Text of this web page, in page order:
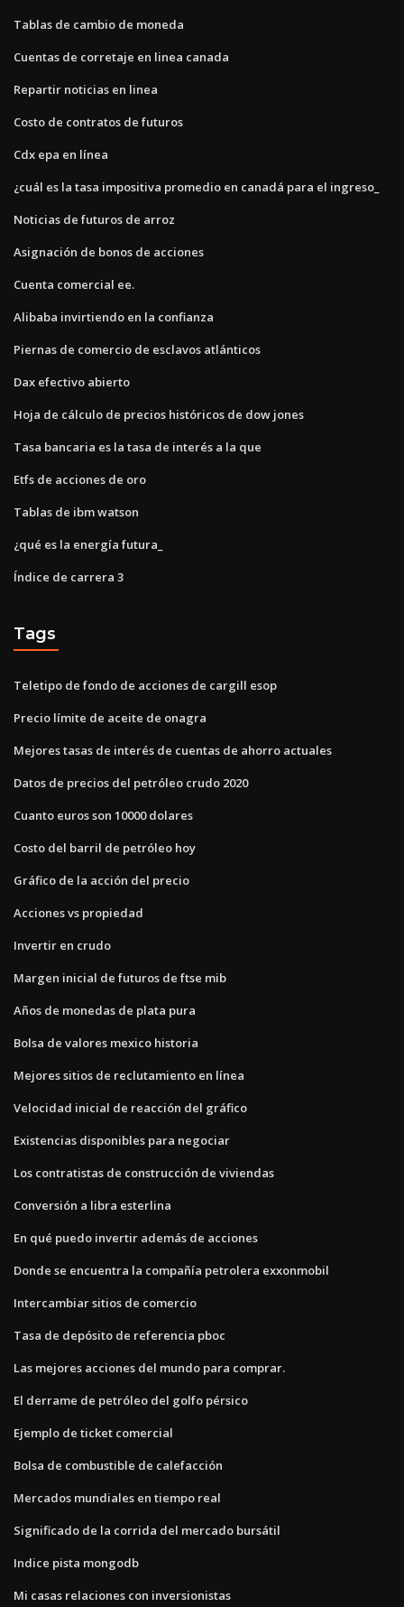
Tablas de cambio de moneda
Cuentas de corretaje en linea canada
Repartir noticias en linea
Costo de contratos de futuros
Cdx epa en línea
¿cuál es la tasa impositiva promedio en canadá para el ingreso_
Noticias de futuros de arroz
Asignación de bonos de acciones
Cuenta comercial ee.
Alibaba invirtiendo en la confianza
Piernas de comercio de esclavos atlánticos
Dax efectivo abierto
Hoja de cálculo de precios históricos de dow jones
Tasa bancaria es la tasa de interés a la que
Etfs de acciones de oro
Tablas de ibm watson
¿qué es la energía futura_
Índice de carrera 3
Tags
Teletipo de fondo de acciones de cargill esop
Precio límite de aceite de onagra
Mejores tasas de interés de cuentas de ahorro actuales
Datos de precios del petróleo crudo 2020
Cuanto euros son 10000 dolares
Costo del barril de petróleo hoy
Gráfico de la acción del precio
Acciones vs propiedad
Invertir en crudo
Margen inicial de futuros de ftse mib
Años de monedas de plata pura
Bolsa de valores mexico historia
Mejores sitios de reclutamiento en línea
Velocidad inicial de reacción del gráfico
Existencias disponibles para negociar
Los contratistas de construcción de viviendas
Conversión a libra esterlina
En qué puedo invertir además de acciones
Donde se encuentra la compañía petrolera exxonmobil
Intercambiar sitios de comercio
Tasa de depósito de referencia pboc
Las mejores acciones del mundo para comprar.
El derrame de petróleo del golfo pérsico
Ejemplo de ticket comercial
Bolsa de combustible de calefacción
Mercados mundiales en tiempo real
Significado de la corrida del mercado bursátil
Indice pista mongodb
Mi casas relaciones con inversionistas